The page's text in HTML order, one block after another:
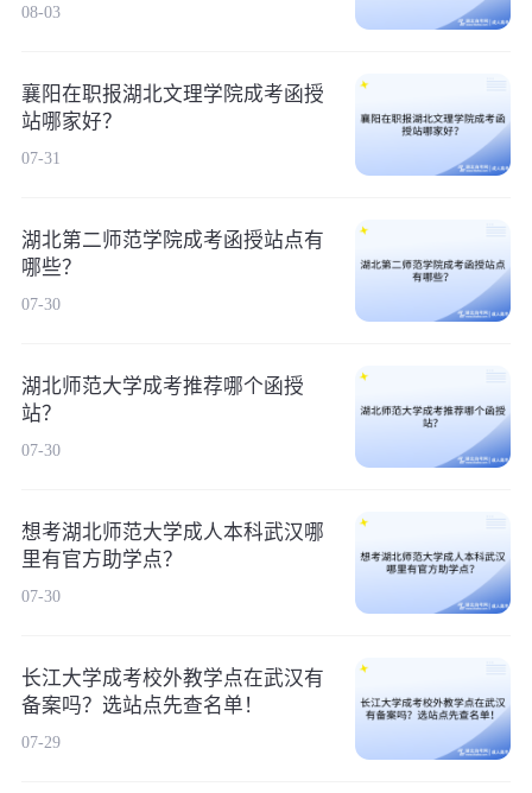
08-03
襄阳在职报湖北文理学院成考函授
站哪家好？
07-31
湖北第二师范学院成考函授站点有
哪些？
07-30
湖北师范大学成考推荐哪个函授
站？
07-30
想考湖北师范大学成人本科武汉哪
里有官方助学点？
07-30
长江大学成考校外教学点在武汉有
备案吗？选站点先查名单！
07-29